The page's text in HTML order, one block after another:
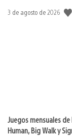
Fecha
3 de agosto de 2026
Juegos mensuales
Human, Big Walk y